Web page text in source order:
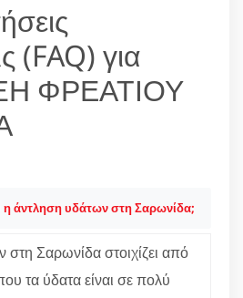
(FAQ) για
ΦΡΕΑΤΙΟΥ
η άντληση υδάτων στη Σαρωνίδα;
Σαρωνίδα στοιχίζει από
τα ύδατα είναι σε πολύ